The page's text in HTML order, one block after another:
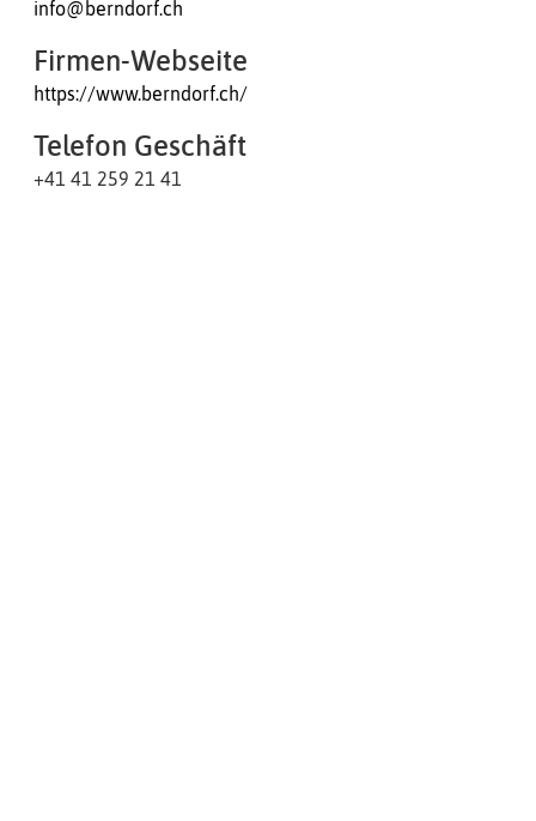
info@berndorf.ch
Firmen-Webseite
https://www.berndorf.ch/
Telefon Geschäft
+41 41 259 21 41